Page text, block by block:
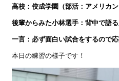
高校：佼成学園（部活：アメリカ
後輩からみた小林選手：背中で語
一言：必ず面白い試合をするので
本日の練習の様子です！